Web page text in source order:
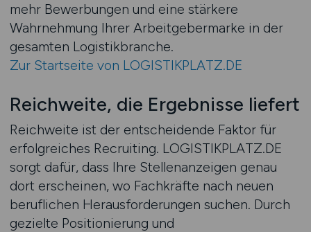
mehr Bewerbungen und eine stärkere
Wahrnehmung Ihrer Arbeitgebermarke in der
gesamten Logistikbranche.
Zur Startseite von LOGISTIKPLATZ.DE
Reichweite, die Ergebnisse liefert
Reichweite ist der entscheidende Faktor für
erfolgreiches Recruiting. LOGISTIKPLATZ.DE
sorgt dafür, dass Ihre Stellenanzeigen genau
dort erscheinen, wo Fachkräfte nach neuen
beruflichen Herausforderungen suchen. Durch
gezielte Positionierung und